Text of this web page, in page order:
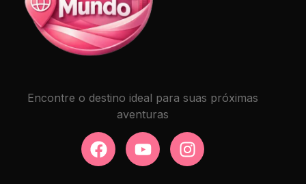
Encontre o destino ideal para suas próximas
aventuras